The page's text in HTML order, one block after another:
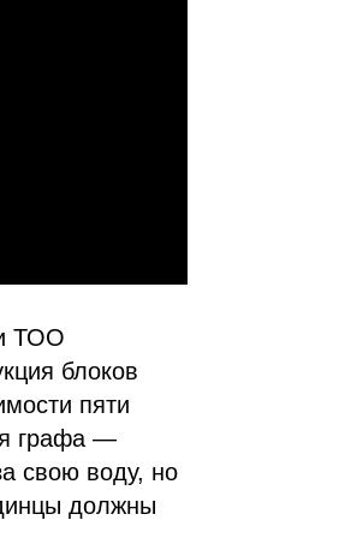
ТОО
блоков
пяти
графа —
свою воду, но
должны